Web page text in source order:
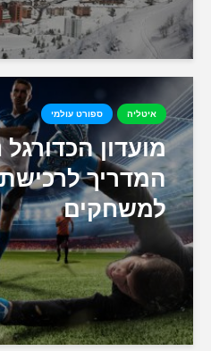
איטליה ספורט עולמי
מועדון הכדורגל
המדריך
למשחקים